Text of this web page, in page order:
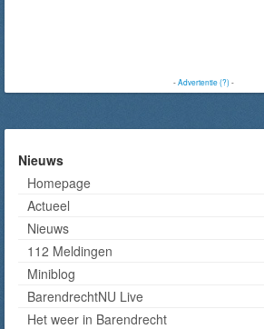
-Advertentie (?)-
Nieuws
Homepage
Actueel
Nieuws
112 Meldingen
Miniblog
BarendrechtNU Live
Het weer in Barendrecht